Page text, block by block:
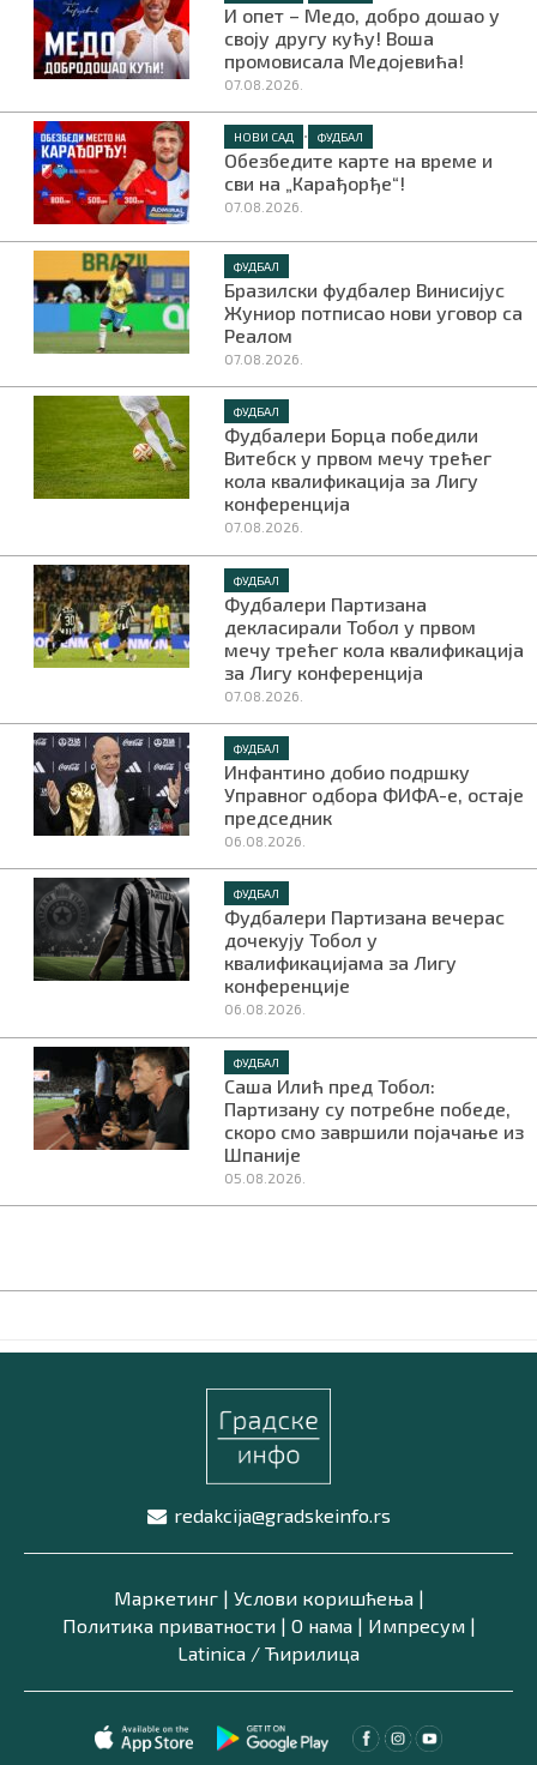
И опет – Медо, добро дошао у
своју другу кућу! Воша
промовисала Медојевића!
07.08.2026.
НОВИ САД • ФУДБАЛ
Обезбедите карте на време и
сви на „Карађорђе“!
07.08.2026.
ФУДБАЛ
Бразилски фудбалер Винисијус
Жуниор потписао нови уговор са
Реалом
07.08.2026.
ФУДБАЛ
Фудбалери Борца победили
Витебск у првом мечу трећег
кола квалификација за Лигу
конференција
07.08.2026.
ФУДБАЛ
Фудбалери Партизана
декласирали Тобол у првом
мечу трећег кола квалификација
за Лигу конференција
07.08.2026.
ФУДБАЛ
Инфантино добио подршку
Управног одбора ФИФА-е, остаје
председник
06.08.2026.
ФУДБАЛ
Фудбалери Партизана вечерас
дочекују Тобол у
квалификацијама за Лигу
конференције
06.08.2026.
ФУДБАЛ
Саша Илић пред Тобол:
Партизану су потребне победе,
скоро смо завршили појачање из
Шпаније
05.08.2026.
redakcija@gradskeinfo.rs
Маркетинг| Услови коришћења|
Политика приватности| О нама| Импресум|
Latinica / Ћирилица